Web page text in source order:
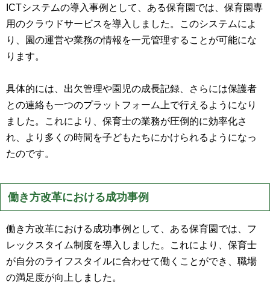
ICTシステムの導入事例として、ある保育園では、保育園専
用のクラウドサービスを導入しました。このシステムによ
り、園の運営や業務の情報を一元管理することが可能にな
ります。
具体的には、出欠管理や園児の成長記録、さらには保護者
との連絡も一つのプラットフォーム上で行えるようになり
ました。これにより、保育士の業務が圧倒的に効率化さ
れ、より多くの時間を子どもたちにかけられるようになっ
たのです。
働き方改革における成功事例
働き方改革における成功事例として、ある保育園では、フ
レックスタイム制度を導入しました。これにより、保育士
が自分のライフスタイルに合わせて働くことができ、職場
の満足度が向上しました。